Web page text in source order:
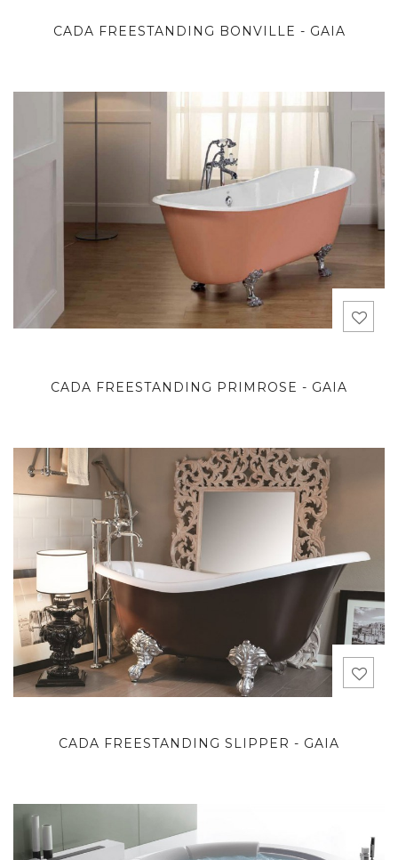
CADA FREESTANDING BONVILLE - GAIA
CADA FREESTANDING PRIMROSE - GAIA
CADA FREESTANDING SLIPPER - GAIA